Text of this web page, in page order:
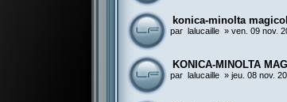
konica-minolta
par lalucaille »ven. 09 nov.
KONICA-MINOLTA
par lalucaille »jeu. 08 nov.